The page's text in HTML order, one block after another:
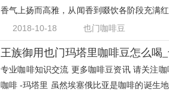
香气上扬而高雅，从闻香到啜饮各阶段充满
也门栽
2018-10-18 也门咖啡豆
王族御用也门玛塔里咖啡豆怎么喝
专业咖啡知识交流 更多咖啡豆资讯 请关注
咖啡 -玛塔里 虽然埃塞俄比亚是咖啡的诞生